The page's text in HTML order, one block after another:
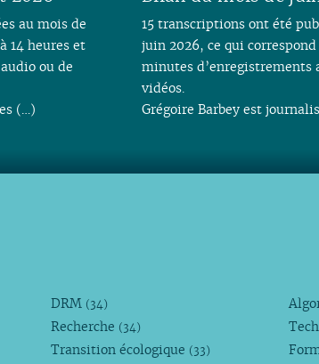
au mois de
14 heures et
ou de
(…)
15 transcriptions ont été
juin 2026, ce qui correspond
minutes d’enregistrements
vidéos.
Grégoire Barbey est
DRM (34)
Recherche (34)
Transition écologique (33)